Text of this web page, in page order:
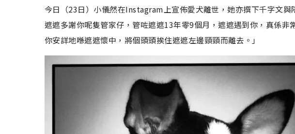
今日（23日）小儀然在Instagram上宣佈愛犬離世，她亦撰下千字文與
遮遮多謝你呢隻管家仔，管咗遮遮13年零9個月，遮遮遇到你，真係非
你安詳地喺遮遮懷中，將個頭頭挨住遮遮左邊頸頸而離去。」